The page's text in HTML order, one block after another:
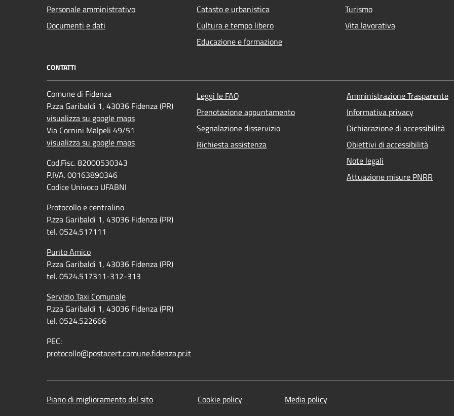
Personale amministrativo
Documenti e dati
Catasto e urbanistica
Cultura e tempo libero
Educazione e formazione
Turismo
Vita lavorativa
CONTATTI
Comune di Fidenza
P.zza Garibaldi 1, 43036 Fidenza (PR)
visualizza su google maps
Via Cornini Malpeli 49/51
visualizza su google maps
Cod.Fisc. 82000530343
P.IVA. 00163890346
Codice Univoco UFABNI
Protocollo e centralino
P.zza Garibaldi 1, 43036 Fidenza (PR)
tel. 0524.517111
Punto Amico
P.zza Garibaldi 1, 43036 Fidenza (PR)
tel. 0524.517311-312-313
Servizio Taxi Comunale
P.zza Garibaldi 1, 43036 Fidenza (PR)
tel. 0524.522666
PEC:
protocollo@postacert.comune.fidenza.pr.it
Leggi le FAQ
Prenotazione appuntamento
Segnalazione disservizio
Richiesta assistenza
Amministrazione Trasparente
Informativa privacy
Dichiarazione di accessibilità
Obiettivi di accessibilità
Note legali
Attuazione misure PNRR
Piano di miglioramento del sito Cookie policy Media policy